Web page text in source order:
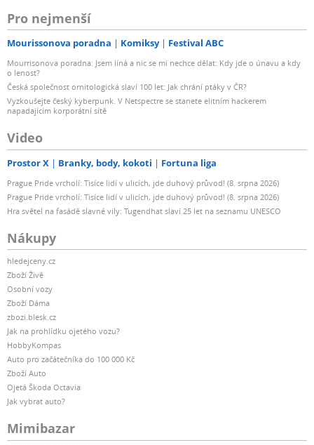
Pro nejmenší
Mourissonova poradna Komiksy Festival ABC
Mourrisonova poradna: Jsem líná a nic se mi nechce dělat: Kdy jde o únavu a kdy
o lenost?
Česká společnost ornitologická slaví 100 let: Jak chrání ptáky v ČR?
Vyzkoušejte český kyberpunk. V Netspectre se stanete elitním hackerem
napadajícím korporátní sítě
Video
Prostor X Branky, body, kokoti Fortuna liga
Prague Pride vrcholí: Tisíce lidí v ulicích, jde duhový průvod! (8. srpna 2026)
Prague Pride vrcholí: Tisíce lidí v ulicích, jde duhový průvod! (8. srpna 2026)
Hra světel na fasádě slavné vily: Tugendhat slaví 25 let na seznamu UNESCO
Nákupy
hledejceny.cz
Zboží Živě
Osobní vozy
Zboží Dáma
zbozi.blesk.cz
Jak na prohlídku ojetého vozu?
HobbyKompas
Auto pro začátečníka do 100 000 Kč
Zboží Auto
Ojetá Škoda Octavia
Jak vybrat auto?
Mimibazar